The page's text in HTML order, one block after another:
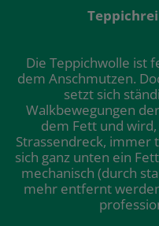
Die Teppichwolle ist
dem Anschmutzen.
setzt sich
Walkbewegungen
dem Fett und
Strassendreck, immer
sich ganz unten ein
mechanisch (durch
mehr entfernt